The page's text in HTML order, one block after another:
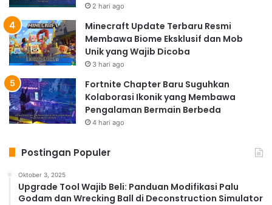
2 hari ago
Minecraft Update Terbaru Resmi
Membawa Biome Eksklusif dan Mob
Unik yang Wajib Dicoba
3 hari ago
Fortnite Chapter Baru Suguhkan
Kolaborasi Ikonik yang Membawa
Pengalaman Bermain Berbeda
4 hari ago
Postingan Populer
Oktober 3, 2025
Upgrade Tool Wajib Beli: Panduan Modifikasi Palu
Godam dan Wrecking Ball di Deconstruction Simulator